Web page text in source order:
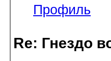
Профиль
Re: Гнездо